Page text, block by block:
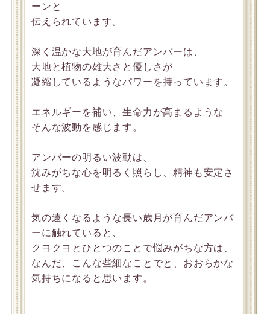
ーンと
伝えられています。
深く温かな大地が育んだアンバーは、
大地と植物の雄大さと優しさが
凝縮しているようなパワーを持っています。
エネルギーを補い、生命力が高まるような
そんな波動を感じます。
アンバーの明るい波動は、
沈みがちな心を明るく照らし、精神も安定さ
せます。
気の遠くなるような長い歳月が育んだアンバ
ーに触れていると、
クヨクヨとひとつのことで悩みがちな方は、
なんだ、こんな些細なことでと、おおらかな
気持ちになると思います。